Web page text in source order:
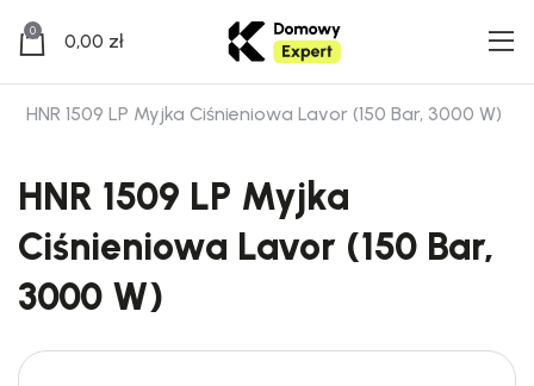
0 0,00 zł
HNR 1509 LP Myjka Ciśnieniowa Lavor (150 Bar, 3000 W)
HNR 1509 LP Myjka
Ciśnieniowa Lavor (150 Bar,
3000 W)